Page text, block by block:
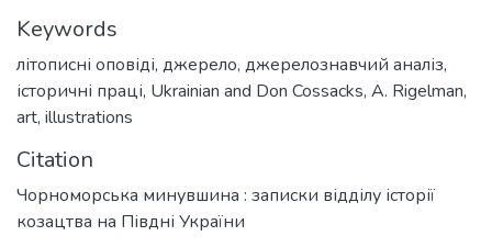
Keywords
літописні оповіді, джерело, джерелознавчий аналіз,
історичні праці, Ukrainian and Don Cossacks, A. Rigelman,
art, illustrations
Citation
Чорноморська минувшина : записки відділу історії
козацтва на Півдні України